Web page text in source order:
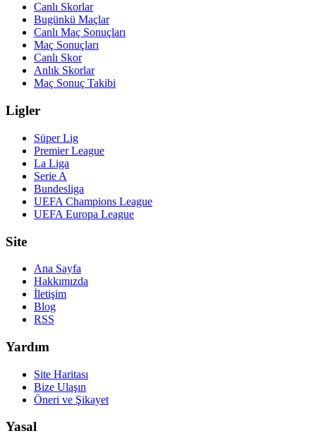
Canlı Skorlar
Bugünkü Maçlar
Canlı Maç Sonuçları
Maç Sonuçları
Canlı Skor
Anlık Skorlar
Maç Sonuç Takibi
Ligler
Süper Lig
Premier League
La Liga
Serie A
Bundesliga
UEFA Champions League
UEFA Europa League
Site
Ana Sayfa
Hakkımızda
İletişim
Blog
RSS
Yardım
Site Haritası
Bize Ulaşın
Öneri ve Şikayet
Yasal